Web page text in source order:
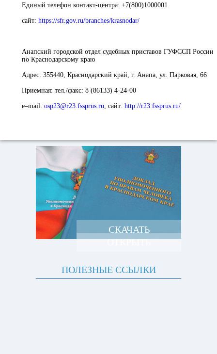
Единый телефон контакт-центра: +7(800)1000001
сайт: https://sfr.gov.ru/branches/krasnodar/
Анапский городской отдел судебных приставов ГУФССП России
по Краснодарскому краю
Адрес: 355440, Краснодарский край, г. Анапа, ул. Парковая, 66
Приемная: тел./факс: 8 (86133) 4-24-00
e–mail: osp23@r23.fssprus.ru, сайт: http://r23.fssprus.ru/
СКАЧАТЬ
ОТКРЫТЬ
ПОЛЕЗНЫЕ ССЫЛКИ